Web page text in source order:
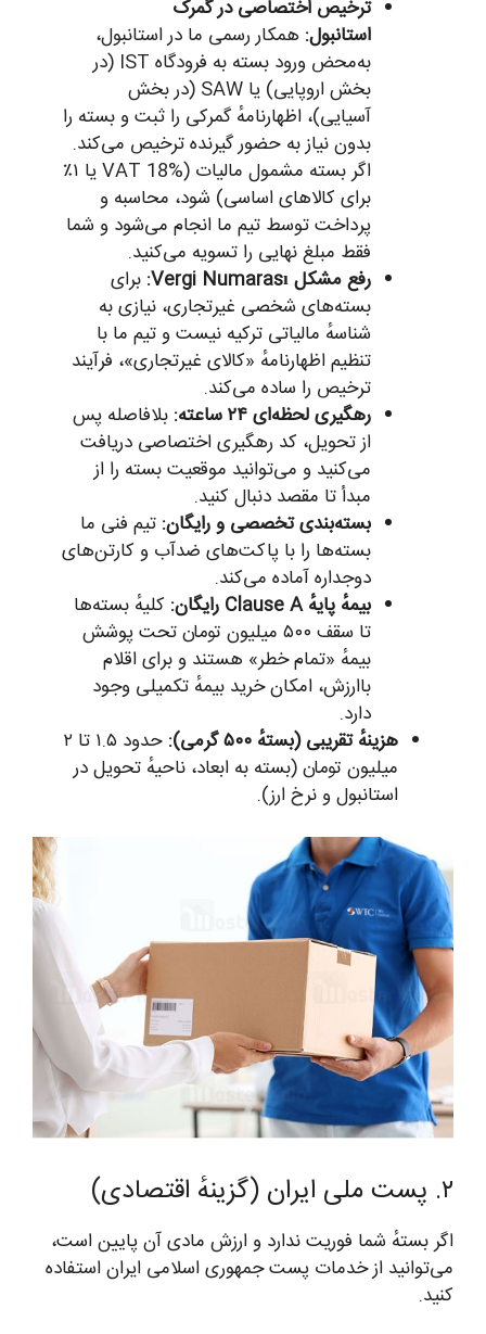
ترخیص اختصاصی در گمرک
استانبول: همکار رسمی ما در استانبول،
به‌محض ورود بسته به فرودگاه IST (در
بخش اروپایی) یا SAW (در بخش
آسیایی)، اظهارنامهٔ گمرکی را ثبت و بسته را
بدون نیاز به حضور گیرنده ترخیص می‌کند.
اگر بسته مشمول مالیات (VAT 18% یا ۱٪
برای کالاهای اساسی) شود، محاسبه و
پرداخت توسط تیم ما انجام می‌شود و شما
فقط مبلغ نهایی را تسویه می‌کنید.
رفع مشکل Vergi Numarası:
برای
بسته‌های شخصی غیرتجاری، نیازی به
شناسهٔ مالیاتی ترکیه نیست و تیم ما با
تنظیم اظهارنامهٔ «کالای غیرتجاری»، فرآیند
ترخیص را ساده می‌کند.
رهگیری لحظه‌ای ۲۴ ساعته:
بلافاصله پس
از تحویل، کد رهگیری اختصاصی دریافت
می‌کنید و می‌توانید موقعیت بسته را از
مبدأ تا مقصد دنبال کنید.
بسته‌بندی تخصصی و رایگان: تیم فنی ما
بسته‌ها را با پاکت‌های ضدآب و کارتن‌های
دوجداره آماده می‌کند.
بیمهٔ پایهٔ Clause A رایگان:
کلیهٔ بسته‌ها
تا سقف ۵۰۰ میلیون تومان تحت پوشش
بیمهٔ «تمام خطر» هستند و برای اقلام
باارزش، امکان خرید بیمهٔ تکمیلی وجود
دارد.
هزینهٔ تقریبی (بستهٔ ۵۰۰ گرمی):
حدود ۱.۵ تا ۲
میلیون تومان (بسته به ابعاد، ناحیهٔ تحویل در
استانبول و نرخ ارز).
۲. پست ملی ایران (گزینهٔ اقتصادی)
اگر بستهٔ شما فوریت ندارد و ارزش مادی آن پایین است،
می‌توانید از خدمات پست جمهوری اسلامی ایران استفاده
کنید.